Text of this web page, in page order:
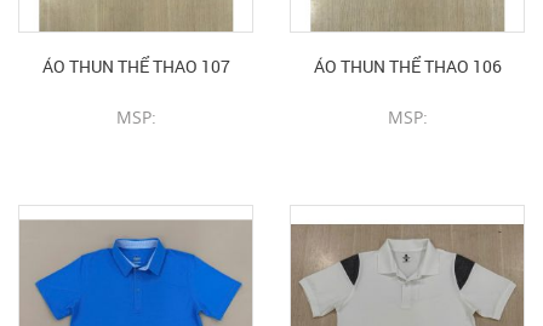
ÁO THUN THỂ THAO 107
MSP:
ÁO THUN THỂ THAO 106
MSP: